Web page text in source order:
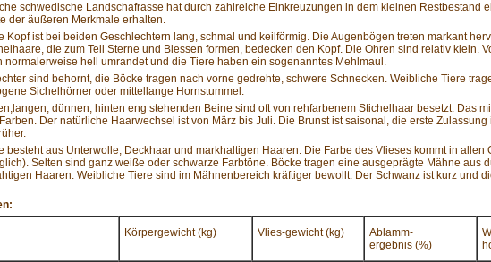
schwedische Landschafrasse hat durch zahlreiche Einkreuzungen in dem kleinen Restbestand
der äußeren Merkmale erhalten.
Kopf ist bei beiden Geschlechtern lang, schmal und keilförmig. Die Augenbögen treten markant
die zum Teil Sterne und Blessen formen, bedecken den Kopf. Die Ohren sind relativ klein.
normalerweise hell umrandet und die Tiere haben ein sogenanntes Mehlmaul.
sind behornt, die Böcke tragen nach vorne gedrehte, schwere Schnecken. Weibliche Tiere
Sichelhörner oder mittellange Hornstummel.
dünnen, hinten eng stehenden Beine sind oft von rehfarbenem Stichelhaar besetzt. Das
Der natürliche Haarwechsel ist von März bis Juli. Die Brunst ist saisonal, die erste Zulassung
besteht aus Unterwolle, Deckhaar und markhaltigen Haaren. Die Farbe des Vlieses kommt in allen
Selten sind ganz weiße oder schwarze Farbtöne. Böcke tragen eine ausgeprägte Mähne aus
Haaren. Weibliche Tiere sind im Mähnenbereich kräftiger bewollt. Der Schwanz ist kurz und
Körpergewicht (kg) Vlies-gewicht (kg)
Ablamm-
ergebnis (%)